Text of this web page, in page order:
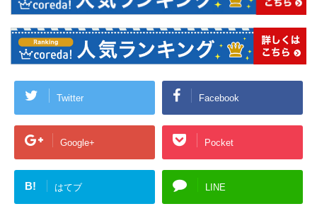
Twitter Facebook
Google+ Pocket
B! はてブ LINE